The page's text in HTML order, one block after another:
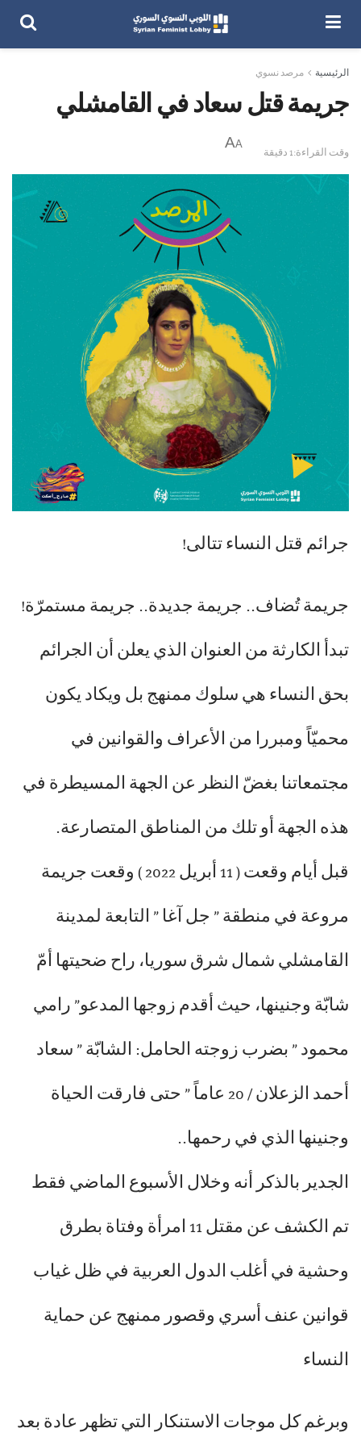
الرئيسية مرصد نسوي
جريمة قتل سعاد في القامشلي
وقت القراءة:1 دقيقة
A
A
جرائم قتل النساء تتالى!
جريمة تُضاف.. جريمة جديدة.. جريمة مستمرّة!
تبدأ الكارثة من العنوان الذي يعلن أن الجرائم
بحق النساء هي سلوك ممنهج بل ويكاد يكون
محميّاً ومبررا من الأعراف والقوانين في
مجتمعاتنا بغضّ النظر عن الجهة المسيطرة في
هذه الجهة أو تلك من المناطق المتصارعة.
قبل أيام وقعت ( 11 أبريل 2022 ) وقعت جريمة
مروعة في منطقة ” جل آغا ” التابعة لمدينة
القامشلي شمال شرق سوريا، راح ضحيتها أمّ
شابّة وجنينها، حيث أقدم زوجها المدعو” رامي
محمود ” بضرب زوجته الحامل: الشابّة ” سعاد
أحمد الزعلان / 20 عاماً ” حتى فارقت الحياة
وجنينها الذي في رحمها..
الجدير بالذكر أنه وخلال الأسبوع الماضي فقط
تم الكشف عن مقتل 11 امرأة وفتاة بطرق
وحشية في أغلب الدول العربية في ظل غياب
قوانين عنف أسري وقصور ممنهج عن حماية
النساء
وبرغم كل موجات الاستنكار التي تظهر عادة بعد